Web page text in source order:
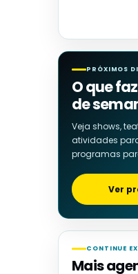
PRÓXIMOS
O que
de
Veja shows,
atividades
programas
Ver
CONTINUE
Mais